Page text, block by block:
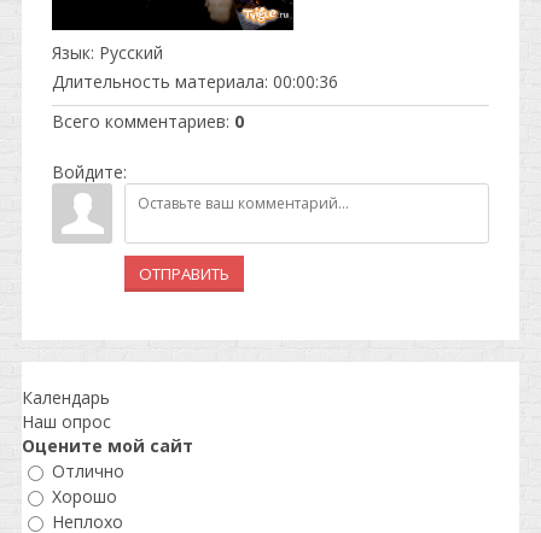
Язык: Русский
Длительность материала: 00:00:36
Всего комментариев: 0
Войдите:
ОТПРАВИТЬ
Календарь
Наш опрос
Оцените мой сайт
Отлично
Хорошо
Неплохо